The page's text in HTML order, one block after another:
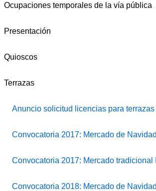
Ocupaciones temporales de la vía pública
Presentación
Quioscos
Terrazas
Anuncio solicitud licencias para
Convocatoria 2017: Mercado de Navidad
Convocatoria 2017: Mercado
Convocatoria 2018: Mercado de